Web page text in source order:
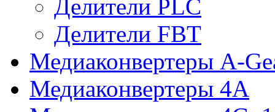
Делители PLC
Делители FBT
Медиаконвертеры A-
Медиаконвертеры 4A